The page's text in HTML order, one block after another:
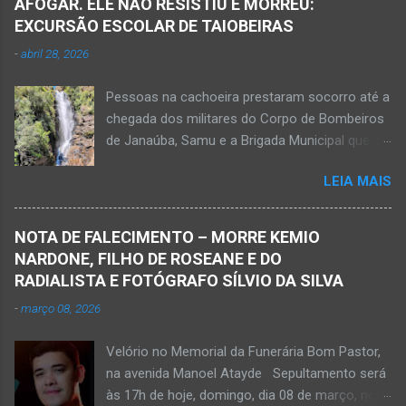
EXCURSÃO ESCOLAR DE TAIOBEIRAS
-abril 28, 2026
Pessoas na cachoeira prestaram socorro até a
chegada dos militares do Corpo de Bombeiros
de Janaúba, Samu e a Brigada Municipal que
resistiu e foi a óbito Foto álbum pessoal Kauan
Pereira Alves publicou em sua rede social a
foto em que apreciava a Cachoeira Maria Rosa,
em Mato Verde, pouco tempo antes de se
afogar e depois vir a óbito nesta terça-feira, dia
socorrem estudante que se afogou em
cachoeira em Mato Verde nesta terça-feira, dia
28 de abril de 2026. Adolescente não resistiu e
LEIA MAIS
NOTA DE FALECIMENTO – MORRE KEMIO
NARDONE, FILHO DE ROSEANE E DO
RADIALISTA E FOTÓGRAFO SÍLVIO DA SILVA
-março 08, 2026
Velório no Memorial da Funerária Bom Pastor,
na avenida Manoel Atayde Sepultamento será
às 17h de hoje, domingo, dia 08 de março, no